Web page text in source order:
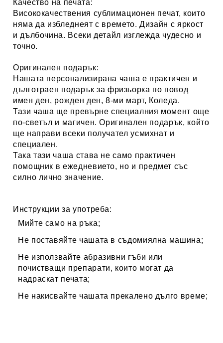
Качество на печата:
Висококачествения сублимационен печат, които
няма да избледнеят с времето. Дизайн с яркост
и дълбочина. Всеки детайл изглежда чудесно и
точно.
Оригинален подарък:
Нашата персонализирана чаша е практичен и
дълготраен подарък зафризьорка по повод
имен ден, рожден ден, 8-ми март, Коледа.
Тази чаша ще превърне специалния момент още
по-светъл и магичен. Оригинален подарък, който
ще направи всеки получател усмихнат и
специален.
Така тази чаша става не само практичен
помощник в ежедневието, но и предмет със
силно лично значение.
Инструкции за употреба:
Мийте само на ръка;
Не поставяйте чашата в съдомиялна машина;
Не използвайте абразивни гъби или
почистващи препарати, които могат да
надраскат печата;
Не накисвайте чашата прекалено дълго време;